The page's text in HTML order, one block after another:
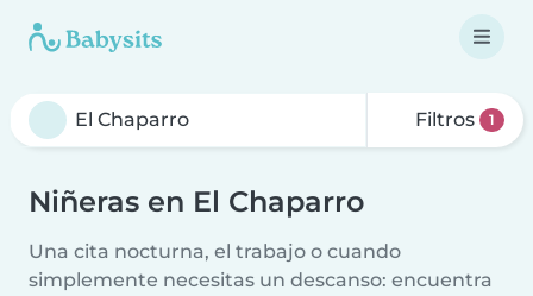
Filtros 1
Niñeras en El Chaparro
Una cita nocturna, el trabajo o cuando
simplemente necesitas un descanso: encuentra